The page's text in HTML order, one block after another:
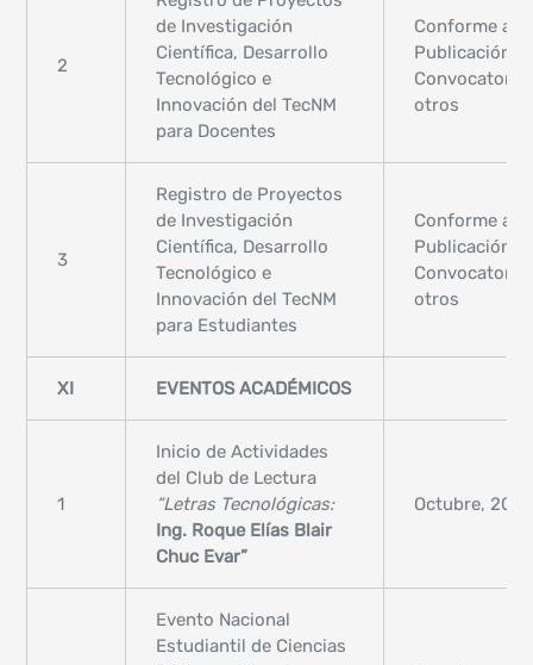
2
de Investigación
Científica, Desarrollo
Tecnológico e
Innovación del TecNM
para Docentes
Conforme a
Publicación
Convocatoria,
otros
3
Registro de Proyectos
de Investigación
Científica, Desarrollo
Tecnológico e
Innovación del TecNM
para Estudiantes
Conforme a
Publicación
Convocatoria,
otros
XI EVENTOS ACADÉMICOS
1
Inicio de Actividades
del Club de Lectura
“Letras Tecnológicas:
Ing. Roque Elías Blair
Chuc Evar”
Octubre,
Evento Nacional
Estudiantil de Ciencias